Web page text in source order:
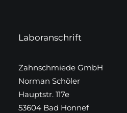
Laboranschrift
Zahnschmiede GmbH
Norman Schöler
Hauptstr. 117e
53604 Bad Honnef